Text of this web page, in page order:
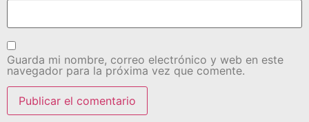
Guarda mi nombre, correo electrónico y web en este
navegador para la próxima vez que comente.